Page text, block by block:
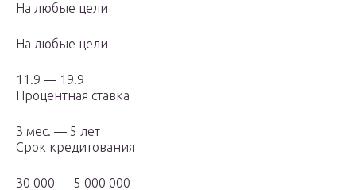
На любые цели
На любые цели
11.9 — 19.9
Процентная ставка
3 мес. — 5 лет
Срок кредитования
30 000 — 5 000 000